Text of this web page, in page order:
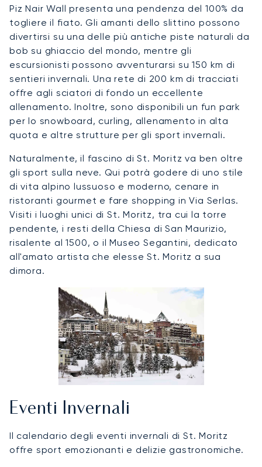
Piz Nair Wall presenta una pendenza del 100% da
togliere il fiato. Gli amanti dello slittino possono
divertirsi su una delle più antiche piste naturali da
bob su ghiaccio del mondo, mentre gli
escursionisti possono avventurarsi su 150 km di
sentieri invernali. Una rete di 200 km di tracciati
offre agli sciatori di fondo un eccellente
allenamento. Inoltre, sono disponibili un fun park
per lo snowboard, curling, allenamento in alta
quota e altre strutture per gli sport invernali.
Naturalmente, il fascino di St. Moritz va ben oltre
gli sport sulla neve. Qui potrà godere di uno stile
di vita alpino lussuoso e moderno, cenare in
ristoranti gourmet e fare shopping in Via Serlas.
Visiti i luoghi unici di St. Moritz, tra cui la torre
pendente, i resti della Chiesa di San Maurizio,
risalente al 1500, o il Museo Segantini, dedicato
all'amato artista che elesse St. Moritz a sua
dimora.
Eventi Invernali
Il calendario degli eventi invernali di St. Moritz
offre sport emozionanti e delizie gastronomiche.